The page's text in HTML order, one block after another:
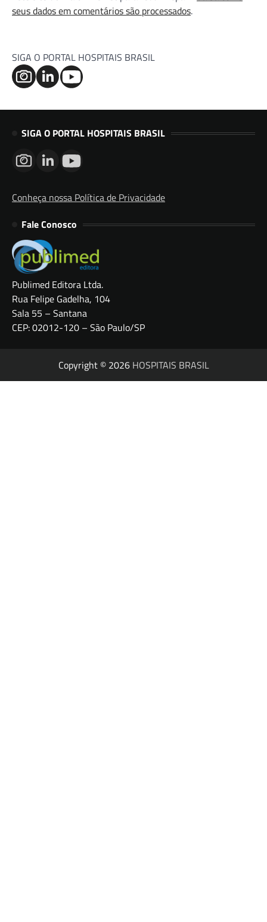
seus dados em comentários são processados.
SIGA O PORTAL HOSPITAIS BRASIL
SIGA O PORTAL HOSPITAIS BRASIL
Conheça nossa Política de Privacidade
Fale Conosco
Publimed Editora Ltda.
Rua Felipe Gadelha, 104
Sala 55 – Santana
CEP: 02012-120 – São Paulo/SP
Copyright © 2026 HOSPITAIS BRASIL